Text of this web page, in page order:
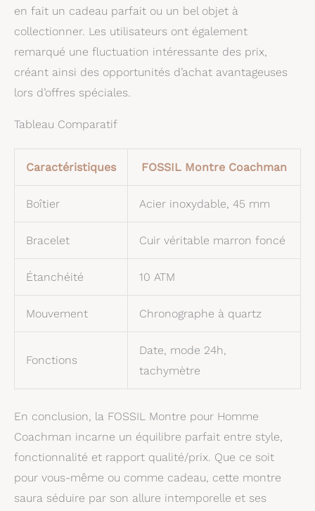
en fait un cadeau parfait ou un bel objet à
collectionner. Les utilisateurs ont également
remarqué une fluctuation intéressante des prix,
créant ainsi des opportunités d’achat avantageuses
lors d’offres spéciales.
Tableau Comparatif
Caractéristiques FOSSIL Montre Coachman
Boîtier Acier inoxydable, 45 mm
Bracelet Cuir véritable marron foncé
Étanchéité 10 ATM
Mouvement Chronographe à quartz
Fonctions
Date, mode 24h,
tachymètre
En conclusion, la FOSSIL Montre pour Homme
Coachman incarne un équilibre parfait entre style,
fonctionnalité et rapport qualité/prix. Que ce soit
pour vous-même ou comme cadeau, cette montre
saura séduire par son allure intemporelle et ses